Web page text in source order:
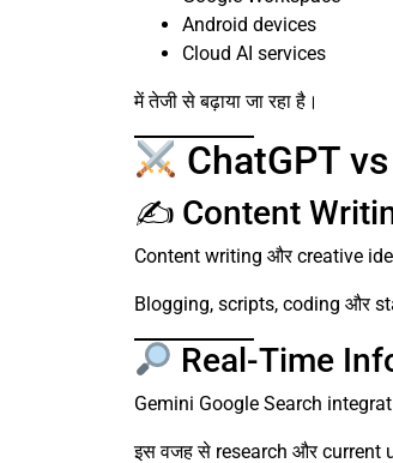
Android devices
Cloud AI services
में तेजी से बढ़ाया जा रहा है।
ChatGPT
✍️ Content
Content writing और creative
Blogging, scripts, coding और
Real-Time
Gemini Google Search
इस वजह से research और current